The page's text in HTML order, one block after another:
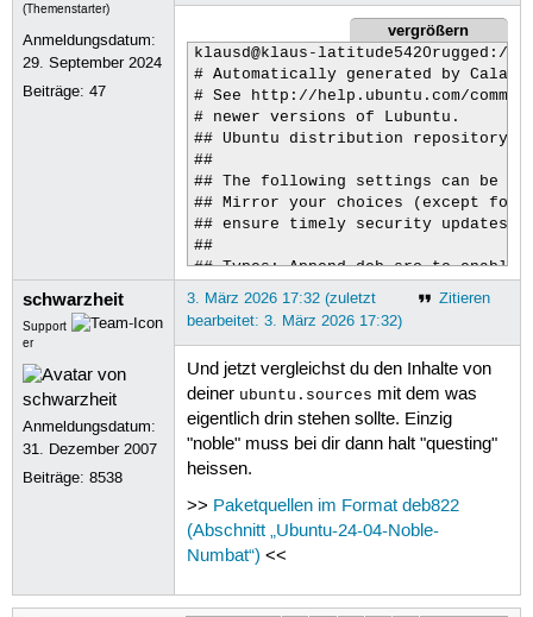
(Themenstarter)
Anmeldungsdatum:
29. September 2024
Beiträge:47
vergrößern
klausd@klaus-
#
# See http://help.ubuntu.com/
# newer versions of Lubuntu.
## Ubuntu distribution repository
##
## The following settings can be
## Mirror your choices (except for
## ensure timely security updates.
##
## Types: Append deb-src to
## Suites: The following
##   <name>-updates   - Major
##   <name>-backports - software
##                      extensively as
##                      newer versions
##                      Also, please
##                      or updates
##   restricted  - Software that
##   universe    - Community
##                 Software from this
##                 for machines with
##   multiverse  - Community
schwarzheit
Support
er
Anmeldungsdatum:
31. Dezember 2007
Beiträge:8538
Zitieren
3. März 2026 17:32 (zuletzt
bearbeitet: 3. März 2026 17:32)
Und jetzt vergleichst du den Inhalte von
deiner ubuntu.sources mit dem was
eigentlich drin stehen sollte. Einzig
"noble" muss bei dir dann halt "questing"
heissen.
>> Paketquellen im Format deb822
(Abschnitt „Ubuntu-24-04-Noble-
Numbat“) <<